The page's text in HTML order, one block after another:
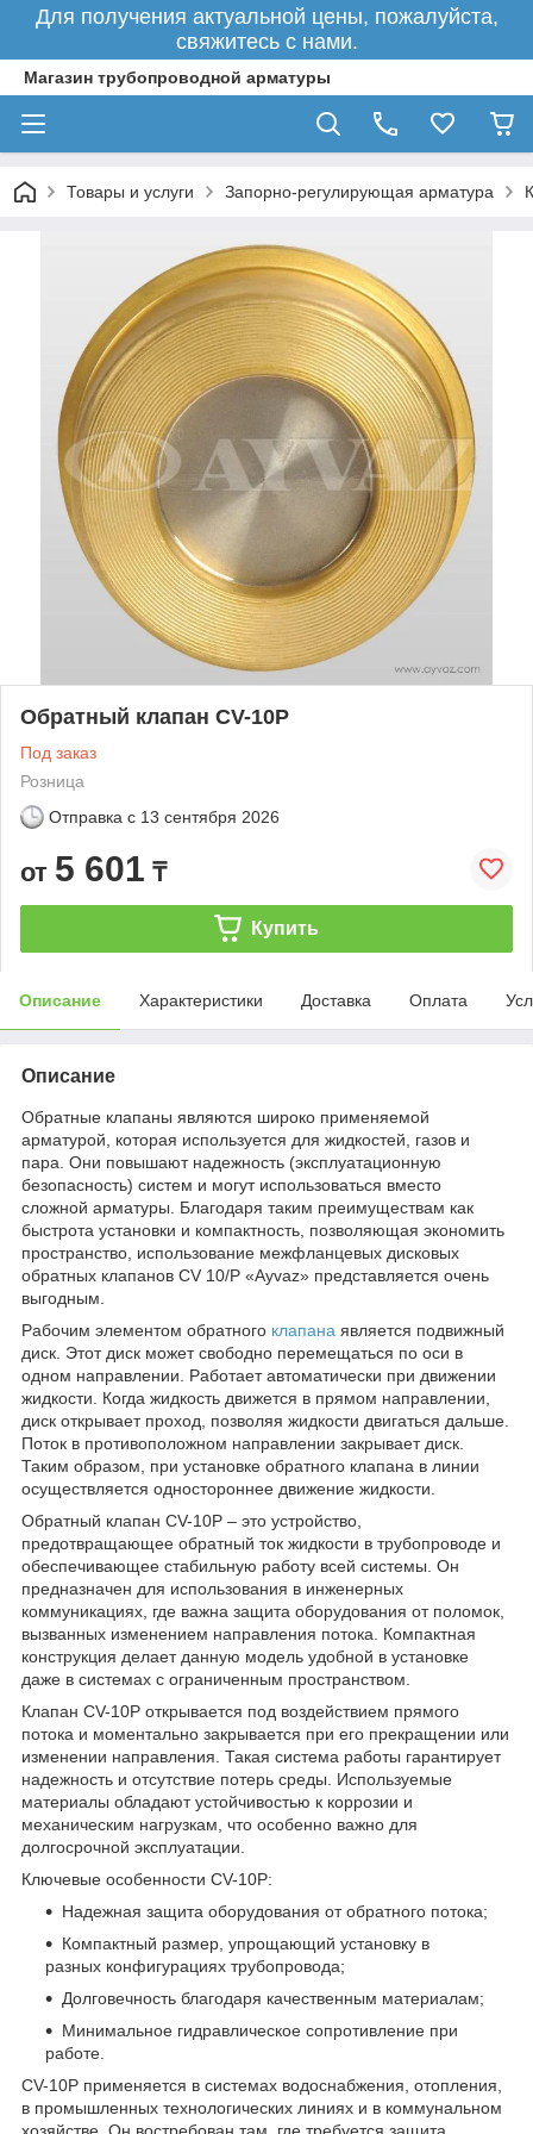
Для получения актуальной цены, пожалуйста,
свяжитесь с нами.
Магазин трубопроводной арматуры
Товары и услуги Запорно-регулирующая арматура
Обратный клапан CV-10P
Под заказ
Розница
Отправка с 13 сентября 2026
от 5 601 ₸
Купить
Описание Характеристики Доставка Оплата
Описание
Обратные клапаны являются широко применяемой
арматурой, которая используется для жидкостей, газов и
пара. Они повышают надежность (эксплуатационную
безопасность) систем и могут использоваться вместо
сложной арматуры. Благодаря таким преимуществам как
быстрота установки и компактность, позволяющая экономить
пространство, использование межфланцевых дисковых
обратных клапанов CV 10/P «Ayvaz» представляется очень
выгодным.
Рабочим элементом обратного клапана является подвижный
диск. Этот диск может свободно перемещаться по оси в
одном направлении. Работает автоматически при движении
жидкости. Когда жидкость движется в прямом направлении,
диск открывает проход, позволяя жидкости двигаться дальше.
Поток в противоположном направлении закрывает диск.
Таким образом, при установке обратного клапана в линии
осуществляется одностороннее движение жидкости.
Обратный клапан CV-10P – это устройство,
предотвращающее обратный ток жидкости в трубопроводе и
обеспечивающее стабильную работу всей системы. Он
предназначен для использования в инженерных
коммуникациях, где важна защита оборудования от поломок,
вызванных изменением направления потока. Компактная
конструкция делает данную модель удобной в установке
даже в системах с ограниченным пространством.
Клапан CV-10P открывается под воздействием прямого
потока и моментально закрывается при его прекращении или
изменении направления. Такая система работы гарантирует
надежность и отсутствие потерь среды. Используемые
материалы обладают устойчивостью к коррозии и
механическим нагрузкам, что особенно важно для
долгосрочной эксплуатации.
Ключевые особенности CV-10P:
Надежная защита оборудования от обратного потока;
Компактный размер, упрощающий установку в
разных конфигурациях трубопровода;
Долговечность благодаря качественным материалам;
Минимальное гидравлическое сопротивление при
работе.
CV-10P применяется в системах водоснабжения, отопления,
в промышленных технологических линиях и в коммунальном
хозяйстве. Он востребован там, где требуется защита